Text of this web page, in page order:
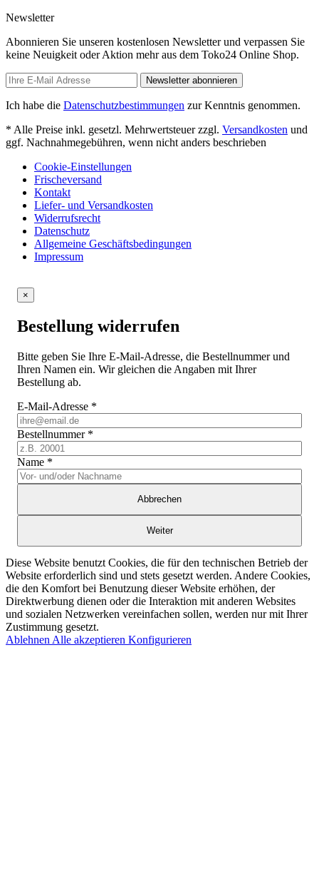
Newsletter
Abonnieren Sie unseren kostenlosen Newsletter und verpassen Sie
keine Neuigkeit oder Aktion mehr aus dem Toko24 Online Shop.
Newsletter abonnieren
Ich habe die Datenschutzbestimmungen zur Kenntnis genommen.
* Alle Preise inkl. gesetzl. Mehrwertsteuer zzgl. Versandkosten und
ggf. Nachnahmegebühren, wenn nicht anders beschrieben
Cookie-Einstellungen
Frischeversand
Kontakt
Liefer- und Versandkosten
Widerrufsrecht
Datenschutz
Allgemeine Geschäftsbedingungen
Impressum
×
Bestellung widerrufen
Bitte geben Sie Ihre E-Mail-Adresse, die Bestellnummer und
Ihren Namen ein. Wir gleichen die Angaben mit Ihrer
Bestellung ab.
E-Mail-Adresse *
Bestellnummer *
Name *
Abbrechen
Weiter
Diese Website benutzt Cookies, die für den technischen Betrieb der
Website erforderlich sind und stets gesetzt werden. Andere Cookies,
die den Komfort bei Benutzung dieser Website erhöhen, der
Direktwerbung dienen oder die Interaktion mit anderen Websites
und sozialen Netzwerken vereinfachen sollen, werden nur mit Ihrer
Zustimmung gesetzt.
Ablehnen Alle akzeptieren Konfigurieren